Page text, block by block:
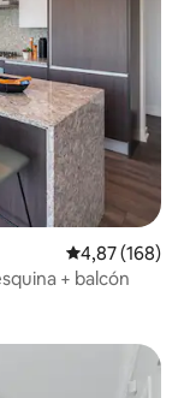
Calificación
4,87 (168)
+ balcón